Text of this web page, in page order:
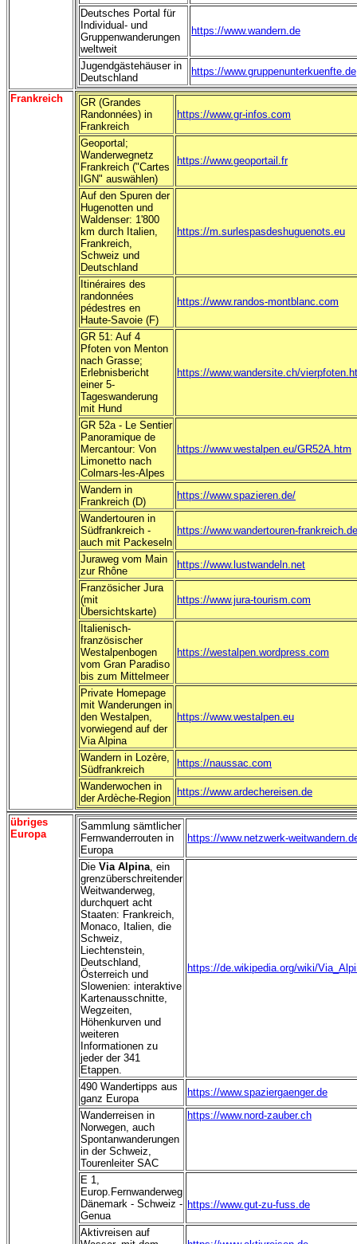
Deutsches Portal für
Individual- und
Gruppenwanderungen
weltweit
https://www.wandern.de
Jugendgästehäuser in
Deutschland
https://www.gruppenunterkuenfte.de
Frankreich
GR (Grandes
Randonnées) in
Frankreich
https://www.gr-infos.com
Geoportal;
Wanderwegnetz
Frankreich ("Cartes
IGN" auswählen)
https://www.geoportail.fr
Auf den Spuren der
Hugenotten und
Waldenser: 1'800
km durch Italien,
Frankreich,
Schweiz und
Deutschland
https://m.surlespasdeshuguenots.eu
Itinéraires des
randonnées
pédestres en
Haute-Savoie (F)
https://www.randos-montblanc.com
GR 51: Auf 4
Pfoten von Menton
nach Grasse;
Erlebnisbericht
einer 5-
Tageswanderung
mit Hund
https://www.wandersite.ch/
GR 52a - Le Sentier
Panoramique de
Mercantour: Von
Limonetto nach
Colmars-les-Alpes
https://www.westalpen.eu/GR52A.htm
Wandern in
Frankreich (D)
https://www.spazieren.de/
Wandertouren in
Südfrankreich -
auch mit Packeseln
https://www.wandertouren-frankreich.de
Juraweg vom Main
zur Rhône
https://www.lustwandeln.net
Französicher Jura
(mit
Übersichtskarte)
https://www.jura-tourism.com
Italienisch-
französischer
Westalpenbogen
vom Gran Paradiso
bis zum Mittelmeer
https://westalpen.wordpress.com
Private Homepage
mit Wanderungen in
den Westalpen,
vorwiegend auf der
Via Alpina
https://www.westalpen.eu
Wandern in Lozère,
Südfrankreich
https://naussac.com
Wanderwochen in
der Ardèche-Region
https://www.ardechereisen.de
übriges
Europa
Sammlung sämtlicher
Fernwanderrouten in
Europa
https://www.netzwerk-
Die Via Alpina , ein
grenzüberschreitender
Weitwanderweg,
durchquert acht
Staaten: Frankreich,
Monaco, Italien, die
Schweiz,
Liechtenstein,
Deutschland,
Österreich und
Slowenien: interaktive
Kartenausschnitte,
Wegzeiten,
Höhenkurven und
weiteren
Informationen zu
jeder der 341
Etappen.
https://de.wikipedia.org/wiki/
490 Wandertipps aus
ganz Europa
https://www.spaziergaenger.de
Wanderreisen in
Norwegen, auch
Spontanwanderungen
in der Schweiz,
Tourenleiter SAC
https://www.nord-zauber.ch
E 1,
Europ.Fernwanderweg
Dänemark - Schweiz -
Genua
https://www.gut-zu-fuss.de
Aktivreisen auf